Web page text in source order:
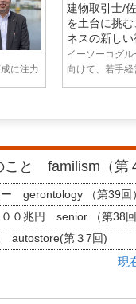
に注力
建物取引士/
を土台に挑
ネスの新し
イーソーコグ
向けて、若手
こと familism（第
ー gerontology （第39回
００兆円 senior （第38
autostore(第３7回)
現